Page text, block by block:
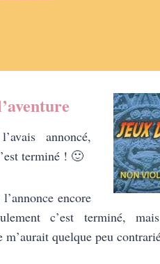
annoncé,
terminé ! 🙂
encore
c’est terminé,
m’aurait quelque peu